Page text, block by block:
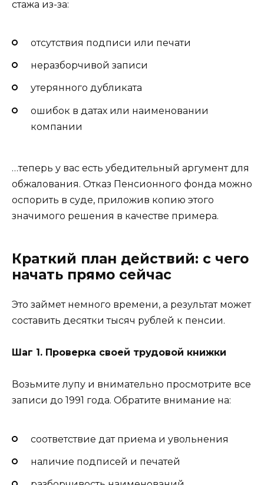
стажа из-за:
отсутствия подписи или печати
неразборчивой записи
утерянного дубликата
ошибок в датах или наименовании
компании
…теперь у вас есть убедительный аргумент для
обжалования. Отказ Пенсионного фонда можно
оспорить в суде, приложив копию этого
значимого решения в качестве примера.
Краткий план действий: с чего
начать прямо сейчас
Это займет немного времени, а результат может
составить десятки тысяч рублей к пенсии.
Шаг 1. Проверка своей трудовой книжки
Возьмите лупу и внимательно просмотрите все
записи до 1991 года. Обратите внимание на:
соответствие дат приема и увольнения
наличие подписей и печатей